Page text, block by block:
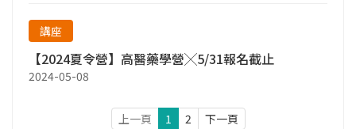
講座
【2024夏令營】高醫藥學營╳5/31報名截止
2024-05-08
上一頁 1 2 下一頁